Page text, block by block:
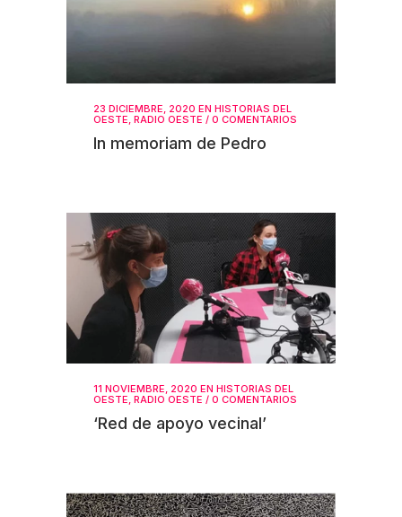
23 DICIEMBRE, 2020 EN HISTORIAS DEL
OESTE, RADIO OESTE / 0 COMENTARIOS
In memoriam de Pedro
11 NOVIEMBRE, 2020 EN HISTORIAS DEL
OESTE, RADIO OESTE / 0 COMENTARIOS
‘Red de apoyo vecinal’